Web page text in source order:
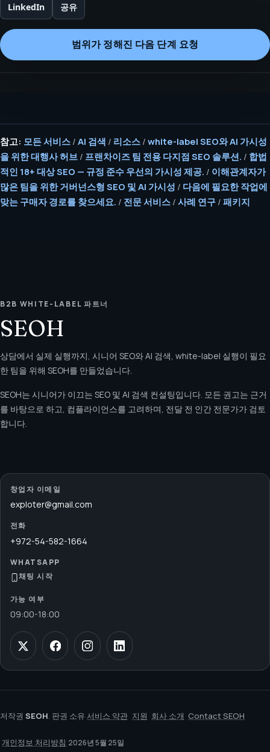
LinkedIn 공유
범위가 정해진 다음 단계 요청
참고: 모든 서비스 / AI 검색 / 리소스 / white-label SEO와 AI 가시성
을 위한 대행사 허브 / 프랜차이즈 팀 전용 다지점 SEO 솔루션. / 합법
적인 18+ 대상 SEO — 규정 준수 우선의 가시성 제공. / 이해관계자가
많은 팀을 위한 거버넌스형 SEO 및 AI 가시성 / 다음에 필요한 작업에
맞는 구매자 경로를 찾으세요. / 전문 서비스 / 사례 연구 / 패키지
B2B WHITE-LABEL 파트너
SEOH
상담에서 실제 실행까지, 시니어 SEO와 AI 검색, white-label 실행이 필요
한 팀을 위해 SEOH를 만들었습니다.
SEOH는 시니어가 이끄는 SEO 및 AI 검색 컨설팅입니다. 모든 권고는 근거
를 바탕으로 하고, 컴플라이언스를 고려하며, 전달 전 인간 전문가가 검토
합니다.
창업자 이메일
exploter@gmail.com
전화
+972-54-582-1664
WHATSAPP
채팅 시작
가능 여부
09:00-18:00
저작권 SEOH. 판권 소유 서비스 약관 지원 회사 소개 Contact SEOH
개인정보 처리방침 2026년 5월 25일